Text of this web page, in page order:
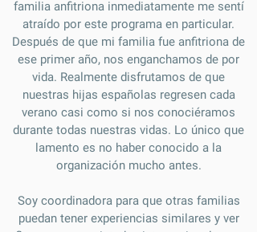
familia anfitriona inmediatamente me sentí
atraído por este programa en particular.
Después de que mi familia fue anfitriona de
ese primer año, nos enganchamos de por
vida. Realmente disfrutamos de que
nuestras hijas españolas regresen cada
verano casi como si nos conociéramos
durante todas nuestras vidas. Lo único que
lamento es no haber conocido a la
organización mucho antes.
Soy coordinadora para que otras familias
puedan tener experiencias similares y ver